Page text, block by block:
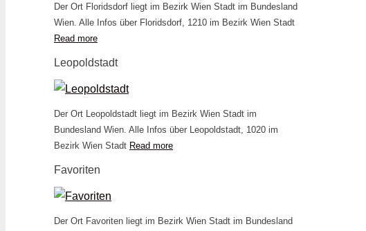
Der Ort Floridsdorf liegt im Bezirk Wien Stadt im Bundesland
Wien. Alle Infos über Floridsdorf, 1210 im Bezirk Wien Stadt
Read more
Leopoldstadt
Der Ort Leopoldstadt liegt im Bezirk Wien Stadt im
Bundesland Wien. Alle Infos über Leopoldstadt, 1020 im
Bezirk Wien Stadt Read more
Favoriten
Der Ort Favoriten liegt im Bezirk Wien Stadt im Bundesland